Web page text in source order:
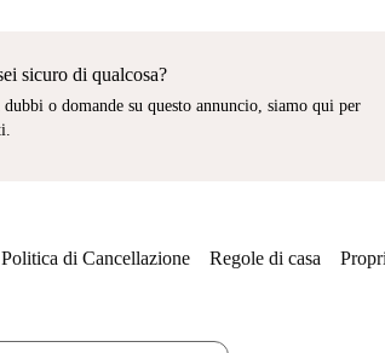
sicuro di qualcosa?
dubbi o domande su questo annuncio, siamo qui per
Politica di Cancellazione Regole di casa